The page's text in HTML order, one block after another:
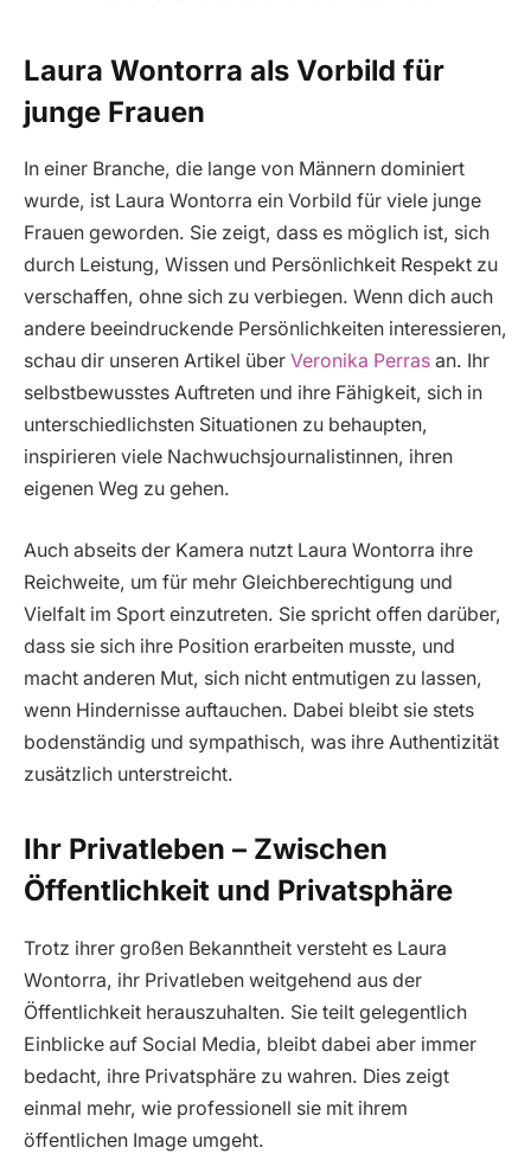
Laura Wontorra als Vorbild für
junge Frauen
In einer Branche, die lange von Männern dominiert
wurde, ist Laura Wontorra ein Vorbild für viele junge
Frauen geworden. Sie zeigt, dass es möglich ist, sich
durch Leistung, Wissen und Persönlichkeit Respekt zu
verschaffen, ohne sich zu verbiegen. Wenn dich auch
andere beeindruckende Persönlichkeiten interessieren,
schau dir unseren Artikel über Veronika Perras an. Ihr
selbstbewusstes Auftreten und ihre Fähigkeit, sich in
unterschiedlichsten Situationen zu behaupten,
inspirieren viele Nachwuchsjournalistinnen, ihren
eigenen Weg zu gehen.
Auch abseits der Kamera nutzt Laura Wontorra ihre
Reichweite, um für mehr Gleichberechtigung und
Vielfalt im Sport einzutreten. Sie spricht offen darüber,
dass sie sich ihre Position erarbeiten musste, und
macht anderen Mut, sich nicht entmutigen zu lassen,
wenn Hindernisse auftauchen. Dabei bleibt sie stets
bodenständig und sympathisch, was ihre Authentizität
zusätzlich unterstreicht.
Ihr Privatleben – Zwischen
Öffentlichkeit und Privatsphäre
Trotz ihrer großen Bekanntheit versteht es Laura
Wontorra, ihr Privatleben weitgehend aus der
Öffentlichkeit herauszuhalten. Sie teilt gelegentlich
Einblicke auf Social Media, bleibt dabei aber immer
bedacht, ihre Privatsphäre zu wahren. Dies zeigt
einmal mehr, wie professionell sie mit ihrem
öffentlichen Image umgeht.